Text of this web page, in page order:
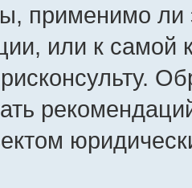
применимо ли
или к самой